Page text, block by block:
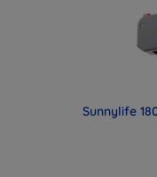
Sunnylife